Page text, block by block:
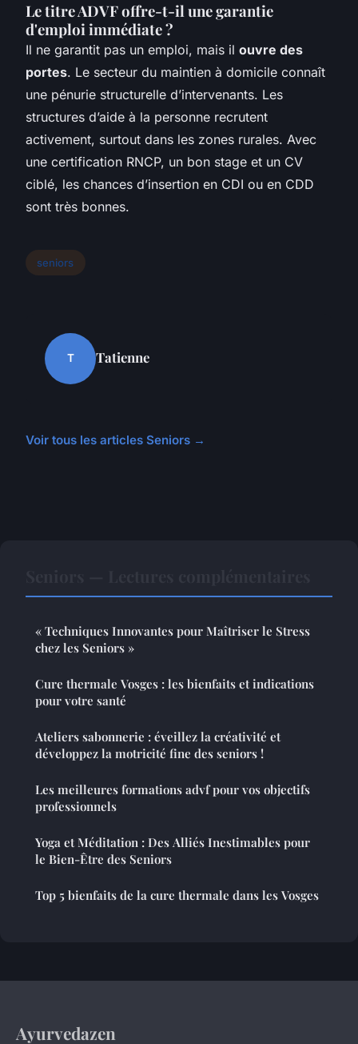
Le titre ADVF offre-t-il une garantie
d'emploi immédiate ?
Il ne garantit pas un emploi, mais il ouvre des
portes. Le secteur du maintien à domicile connaît
une pénurie structurelle d’intervenants. Les
structures d’aide à la personne recrutent
activement, surtout dans les zones rurales. Avec
une certification RNCP, un bon stage et un CV
ciblé, les chances d’insertion en CDI ou en CDD
sont très bonnes.
seniors
T Tatienne
Voir tous les articles Seniors →
« Techniques Innovantes pour Maîtriser le Stress
chez les Seniors »
Cure thermale Vosges : les bienfaits et indications
pour votre santé
Ateliers sabonnerie : éveillez la créativité et
développez la motricité fine des seniors !
Les meilleures formations advf pour vos objectifs
professionnels
Yoga et Méditation : Des Alliés Inestimables pour
le Bien-Être des Seniors
Top 5 bienfaits de la cure thermale dans les Vosges
Ayurvedazen